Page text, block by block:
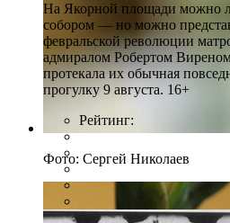
Фото: Сергей Николаев
На Якорной площади можно
собором — но можно
февральской революции
адмиралом Робертом
протекала их обычная
прогулку 9 августа. 16+
Рейтинг: